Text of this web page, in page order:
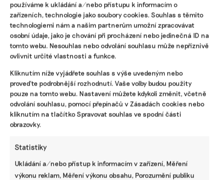
používáme k ukládání a/nebo přístupu k informacím o
zařízeních, technologie jako soubory cookies. Souhlas s těmito
technologiemi nám a našim partnerům umožní zpracovávat
osobní údaje, jako je chování při procházení nebo jedinečná ID na
tomto webu. Nesouhlas nebo odvolání souhlasu může nepříznivě
ovlivnit určité vlastnosti a funkce.
Kliknutím níže vyjádřete souhlas s výše uvedeným nebo
proveďte podrobnější rozhodnutí. Vaše volby budou použity
pouze na tomto webu. Nastavení můžete kdykoli změnit, včetně
odvolání souhlasu, pomocí přepínačů v Zásadách cookies nebo
kliknutím na tlačítko Spravovat souhlas ve spodní části
obrazovky.
Statistiky
Ukládání a/nebo přístup k informacím v zařízení, Měření
výkonu reklam, Měření výkonu obsahu, Porozumění publiku
Návrh pěti nejdůležitějších změn